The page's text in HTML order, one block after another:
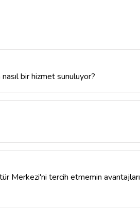
bir hizmet sunuluyor?
Merkezi'ni tercih etmemin avantajları